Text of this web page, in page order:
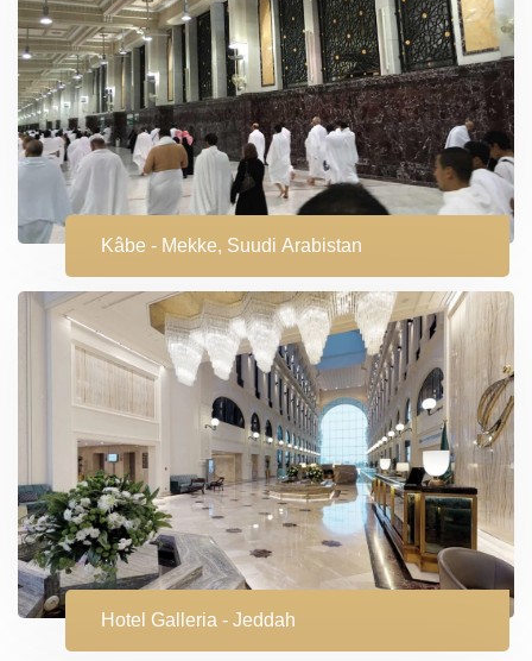
Kâbe - Mekke, Suudi Arabistan
Hotel Galleria - Jeddah